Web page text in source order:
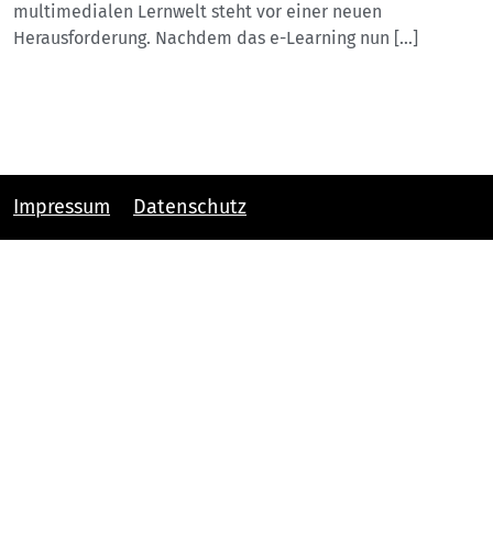
multimedialen Lernwelt steht vor einer neuen
Herausforderung. Nachdem das e-Learning nun […]
Impressum Datenschutz